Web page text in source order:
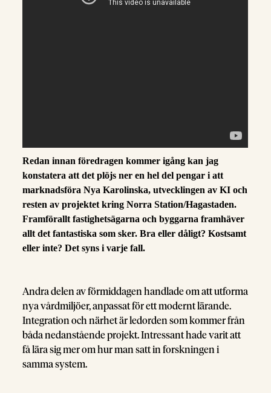
Redan innan föredragen kommer igång kan jag
konstatera att det plöjs ner en hel del pengar i att
marknadsföra Nya Karolinska, utvecklingen av KI och
resten av projektet kring Norra Station/Hagastaden.
Framförallt fastighetsägarna och byggarna framhäver
allt det fantastiska som sker. Bra eller dåligt? Kostsamt
eller inte? Det syns i varje fall.
Andra delen av förmiddagen handlade om att utforma
nya vårdmiljöer, anpassat för ett modernt lärande.
Integration och närhet är ledorden som kommer från
båda nedanstående projekt. Intressant hade varit att
få lära sig mer om hur man satt in forskningen i
samma system.